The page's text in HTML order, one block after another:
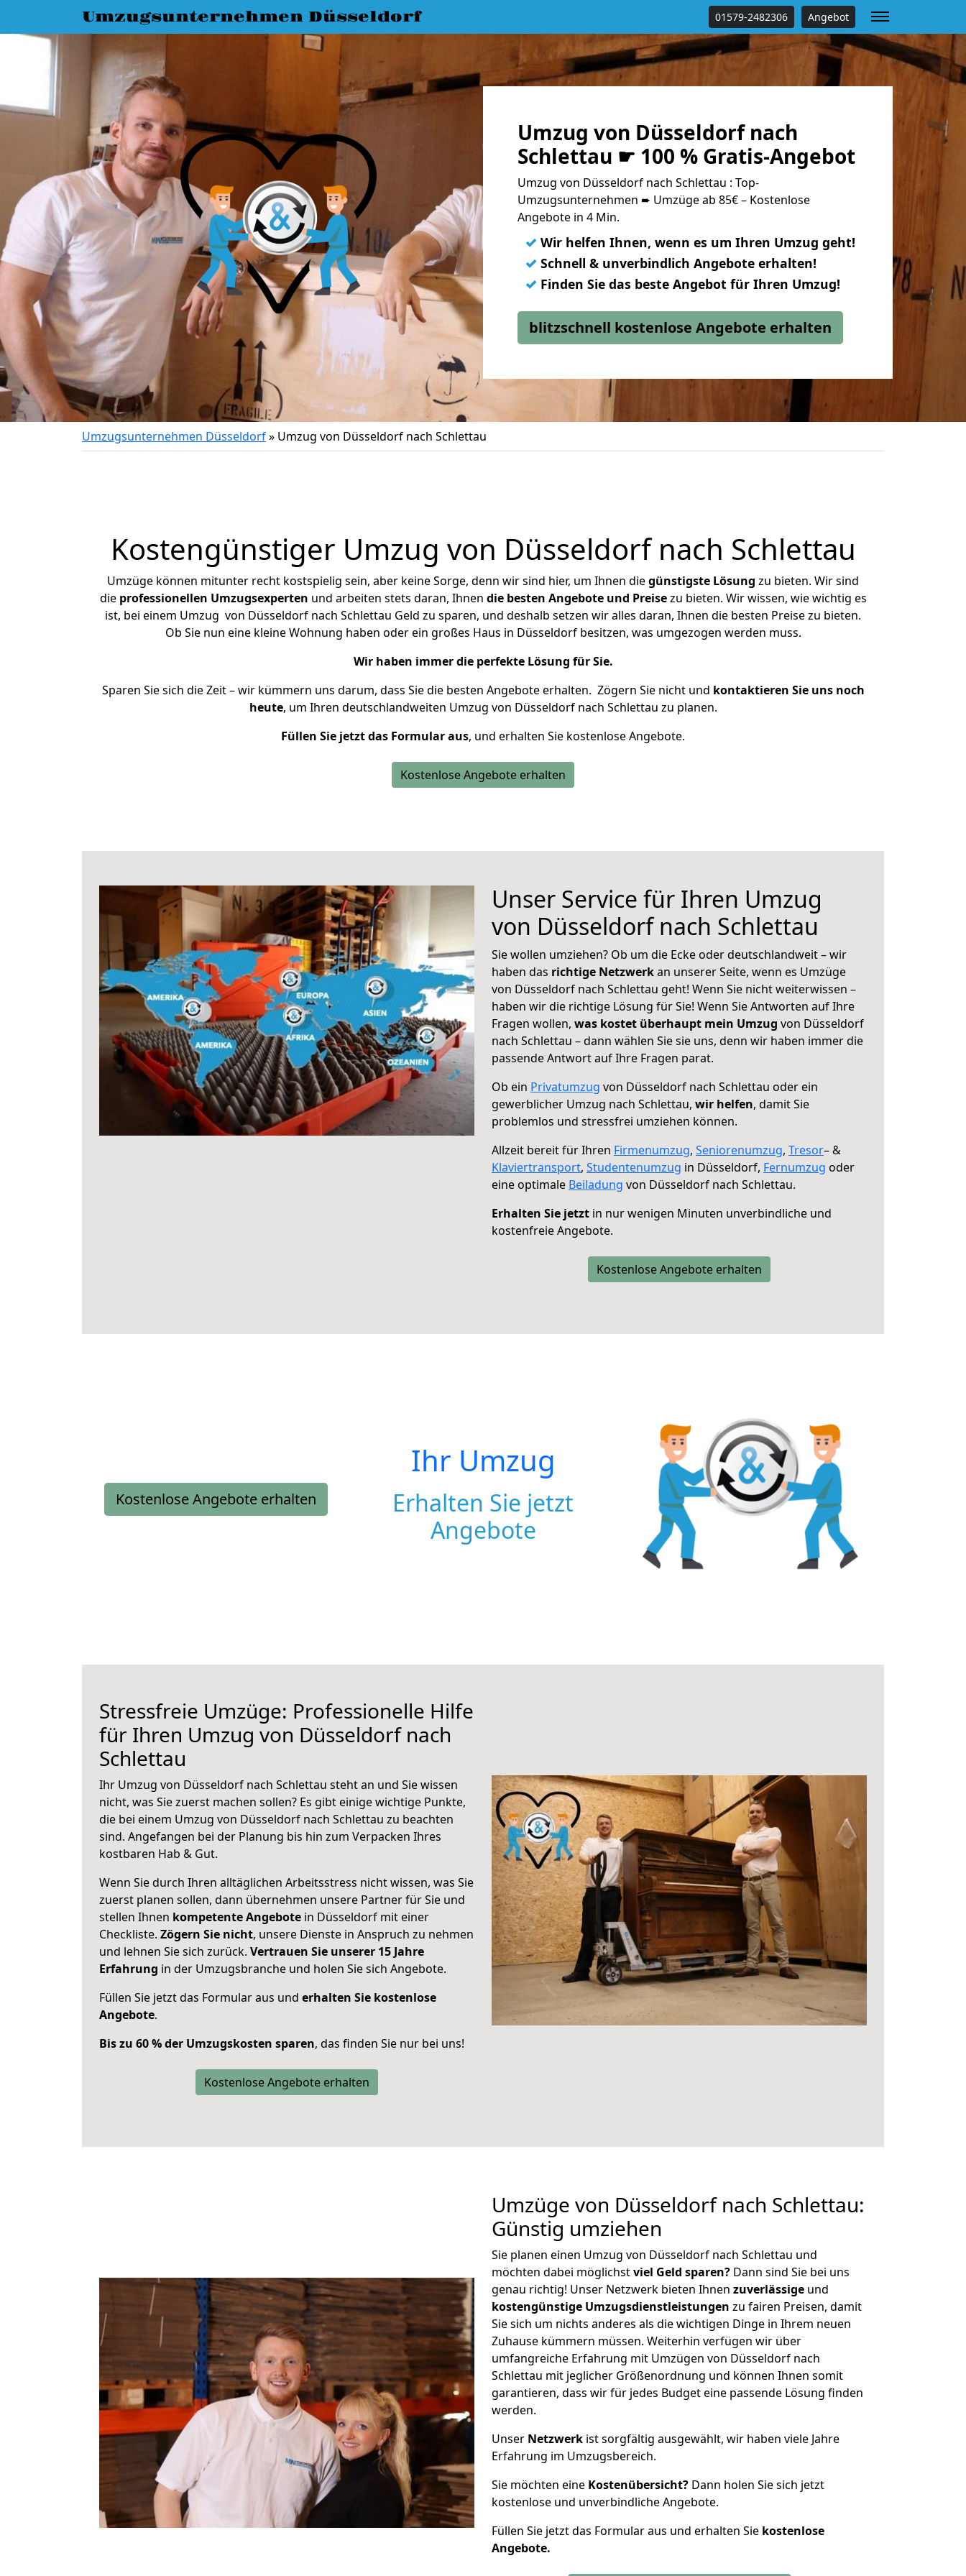
Umzugsunternehmen Düsseldorf 01579-2482306 Angebot
Umzug von Düsseldorf nach
Schlettau ☛ 100 % Gratis-Angebot
Umzug von Düsseldorf nach Schlettau : Top-
Umzugsunternehmen ➨ Umzüge ab 85€ – Kostenlose
Angebote in 4 Min.
✓ Wir helfen Ihnen, wenn es um Ihren Umzug geht!
✓ Schnell & unverbindlich Angebote erhalten!
✓ Finden Sie das beste Angebot für Ihren Umzug!
blitzschnell kostenlose Angebote erhalten
Umzugsunternehmen Düsseldorf» Umzug von Düsseldorf nach Schlettau
Kostengünstiger Umzug von Düsseldorf nach Schlettau
Umzüge können mitunter recht kostspielig sein, aber keine Sorge, denn wir sind hier, um Ihnen diegünstigste Lösung zu bieten. Wir sind
die professionellen Umzugsexperten und arbeiten stets daran, Ihnen die besten Angebote und Preisezu bieten. Wir wissen, wie wichtig es
ist, bei einem Umzug von Düsseldorf nach Schlettau Geld zu sparen, und deshalb setzen wir alles daran, Ihnen die besten Preise zu bieten.
Ob Sie nun eine kleine Wohnung haben oder ein großes Haus in Düsseldorf besitzen, was umgezogen werden muss.
Wir haben immer die perfekte Lösung für Sie.
Sparen Sie sich die Zeit – wir kümmern uns darum, dass Sie die besten Angebote erhalten. Zögern Sie nicht und kontaktieren Sie uns noch
heute, um Ihren deutschlandweiten Umzug von Düsseldorf nach Schlettau zu planen.
Füllen Sie jetzt das Formular aus, und erhalten Sie kostenlose Angebote.
Kostenlose Angebote erhalten
Unser Service für Ihren Umzug
von Düsseldorf nach Schlettau
Sie wollen umziehen? Ob um die Ecke oder deutschlandweit – wir
haben das richtige Netzwerkan unserer Seite, wenn es Umzüge
von Düsseldorf nach Schlettau geht! Wenn Sie nicht weiterwissen –
haben wir die richtige Lösung für Sie! Wenn Sie Antworten auf Ihre
Fragen wollen, was kostet überhaupt mein Umzug von Düsseldorf
nach Schlettau – dann wählen Sie sie uns, denn wir haben immer die
passende Antwort auf Ihre Fragen parat.
Ob ein Privatumzug von Düsseldorf nach Schlettau oder ein
gewerblicher Umzug nach Schlettau, wir helfen, damit Sie
problemlos und stressfrei umziehen können.
Allzeit bereit für Ihren Firmenumzug, Seniorenumzug, Tresor– &
Klaviertransport, Studentenumzug in Düsseldorf, Fernumzug oder
eine optimale Beiladung von Düsseldorf nach Schlettau.
Erhalten Sie jetzt in nur wenigen Minuten unverbindliche und
kostenfreie Angebote.
Kostenlose Angebote erhalten
Kostenlose Angebote erhalten
Ihr Umzug
Erhalten Sie jetzt
Angebote
Stressfreie Umzüge: Professionelle Hilfe
für Ihren Umzug von Düsseldorf nach
Schlettau
Ihr Umzug von Düsseldorf nach Schlettau steht an und Sie wissen
nicht, was Sie zuerst machen sollen? Es gibt einige wichtige Punkte,
die bei einem Umzug von Düsseldorf nach Schlettau zu beachten
sind. Angefangen bei der Planung bis hin zum Verpacken Ihres
kostbaren Hab & Gut.
Wenn Sie durch Ihren alltäglichen Arbeitsstress nicht wissen, was Sie
zuerst planen sollen, dann übernehmen unsere Partner für Sie und
stellen Ihnen kompetente Angebote in Düsseldorf mit einer
Checkliste. Zögern Sie nicht, unsere Dienste in Anspruch zu nehmen
und lehnen Sie sich zurück. Vertrauen Sie unserer 15 Jahre
Erfahrung in der Umzugsbranche und holen Sie sich Angebote.
Füllen Sie jetzt das Formular aus und erhalten Sie kostenlose
Angebote.
Bis zu 60 % der Umzugskosten sparen, das finden Sie nur bei uns!
Kostenlose Angebote erhalten
Umzüge von Düsseldorf nach Schlettau:
Günstig umziehen
Sie planen einen Umzug von Düsseldorf nach Schlettau und
möchten dabei möglichstviel Geld sparen? Dann sind Sie bei uns
genau richtig! Unser Netzwerk bieten Ihnen zuverlässige und
kostengünstige Umzugsdienstleistungen zu fairen Preisen, damit
Sie sich um nichts anderes als die wichtigen Dinge in Ihrem neuen
Zuhause kümmern müssen. Weiterhin verfügen wir über
umfangreiche Erfahrung mit Umzügen von Düsseldorf nach
Schlettau mit jeglicher Größenordnung und können Ihnen somit
garantieren, dass wir für jedes Budget eine passende Lösung finden
werden.
Unser Netzwerk ist sorgfältig ausgewählt, wir haben viele Jahre
Erfahrung im Umzugsbereich.
Sie möchten eine Kostenübersicht? Dann holen Sie sich jetzt
kostenlose und unverbindliche Angebote.
Füllen Sie jetzt das Formular aus und erhalten Sie kostenlose
Angebote.